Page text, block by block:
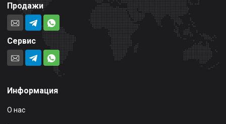
Продажи
Сервис
Информация
О нас